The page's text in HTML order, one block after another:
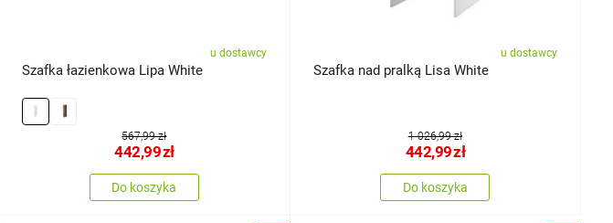
u dostawcy
Szafka łazienkowa Lipa White
567,99 zł
442,99zł
Do koszyka
u dostawcy
Szafka nad pralką Lisa White
1 026,99 zł
442,99zł
Do koszyka